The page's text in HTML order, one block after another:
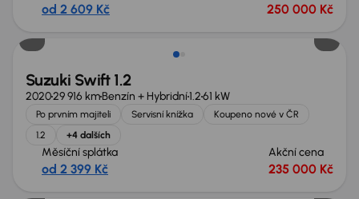
od 2 609 Kč 250 000 Kč
Suzuki Swift 1.2
202029 916 kmBenzín + Hybridní1.261 kW
Po prvním majiteli Servisní knížka
Koupeno nové v ČR
1.2
+4 dalších
Měsíční splátka
od 2 399 Kč
Akční cena
235 000 Kč
Nově v nabídce